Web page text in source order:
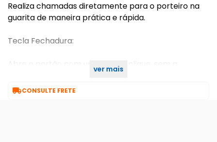
Realiza chamadas diretamente para o porteiro na
guarita de maneira prática e rápida.
Tecla Fechadura:
Abre o portão com um simples clique, sem a
ver mais
CONSULTE FRETE